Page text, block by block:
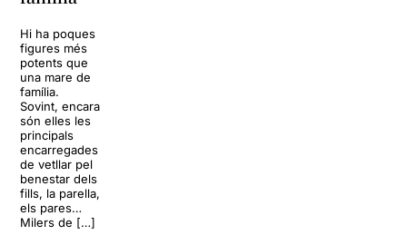
Hi ha poques
figures més
potents que
una mare de
família.
Sovint, encara
són elles les
principals
encarregades
de vetllar pel
benestar dels
fills, la parella,
els pares…
Milers de […]